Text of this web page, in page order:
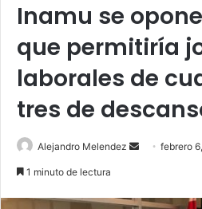
Inamu se
que permitiría
laborales de
tres de
Alejandro Melendez
Sendfebrero
1 minuto de lectura